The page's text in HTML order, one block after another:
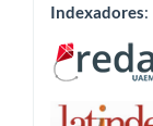
Indexadores: